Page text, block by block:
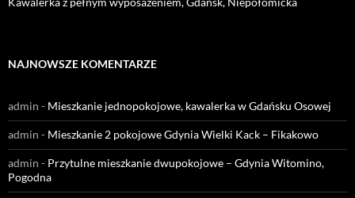
NAJNOWSZE KOMENTARZE
admin - Mieszkanie jednopokojowe, kawalerka w Gdańsku Osowej
admin - Mieszkanie 2 pokojowe Gdynia Wielki Kack – Fikakowo
admin - Przytulne mieszkanie dwupokojowe – Gdynia Witomino,
Pogodna